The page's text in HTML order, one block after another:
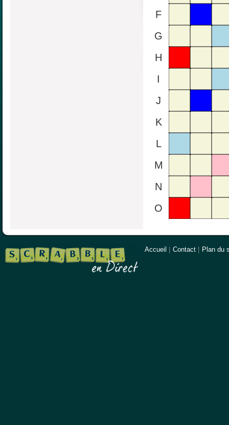
F
G
H
I
J
K
L
M
N
O
Accueil Contact Plan du